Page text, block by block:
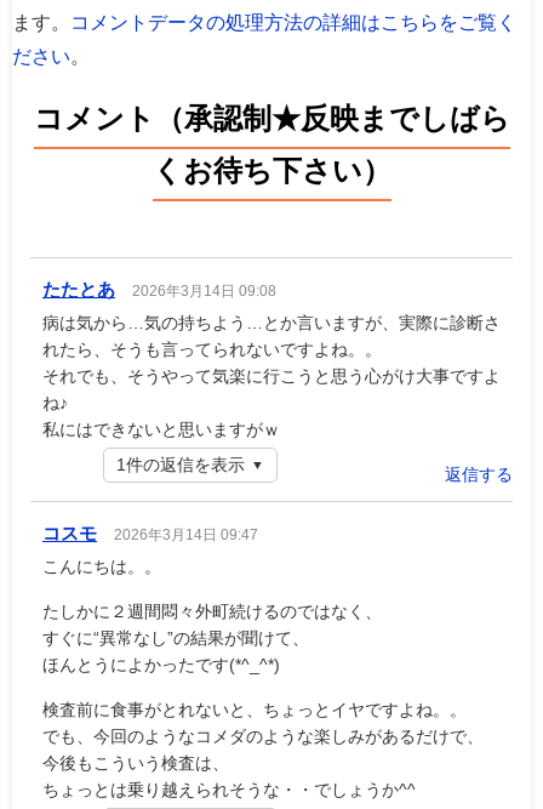
ます。
コメントデータの処理方法の詳細はこちらをご覧く
ださい。
コメント（承認制★反映までしばら
くお待ち下さい）
たたとあ 2026年3月14日 09:08
病は気から…気の持ちよう…とか言いますが、実際に診断さ
れたら、そうも言ってられないですよね。。
それでも、そうやって気楽に行こうと思う心がけ大事ですよ
ね♪
私にはできないと思いますがｗ
返信する
1件の返信を表示
コスモ 2026年3月14日 09:47
こんにちは。。
たしかに２週間悶々外町続けるのではなく、
すぐに“異常なし”の結果が聞けて、
ほんとうによかったです(*^_^*)
検査前に食事がとれないと、ちょっとイヤですよね。。
でも、今回のようなコメダのような楽しみがあるだけで、
今後もこういう検査は、
ちょっとは乗り越えられそうな・・でしょうか^^